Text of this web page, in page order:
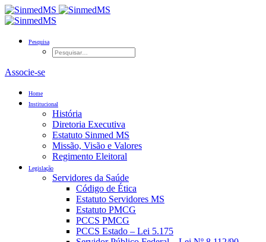
Pesquisa
Associe-se
Home
Institucional
História
Diretoria Executiva
Estatuto Sinmed MS
Missão, Visão e Valores
Regimento Eleitoral
Legislação
Servidores da Saúde
Código de Ética
Estatuto Servidores MS
Estatuto PMCG
PCCS PMCG
PCCS Estado – Lei 5.175